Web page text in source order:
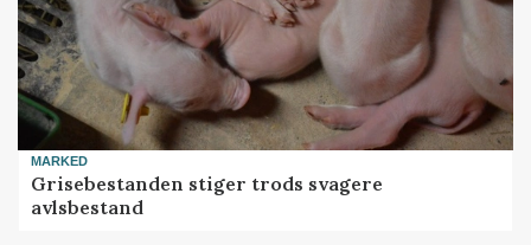
MARKED
Grisebestanden stiger trods svagere
avlsbestand